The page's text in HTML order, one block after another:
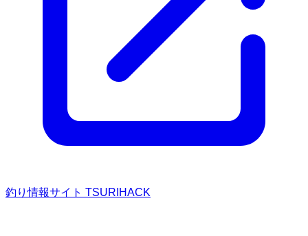
釣り情報サイト TSURIHACK